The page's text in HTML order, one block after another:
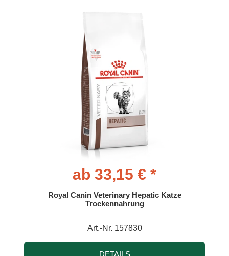
ab 33,15 € *
Royal Canin Veterinary Hepatic Katze
Trockennahrung
Art.-Nr. 157830
DETAILS